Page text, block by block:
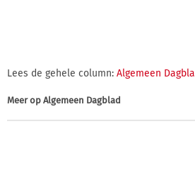
Lees de gehele column: Algemeen
Meer op Algemeen Dagblad